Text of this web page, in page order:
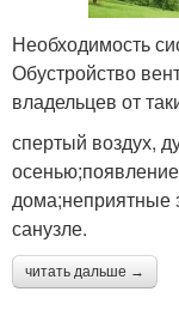
Необходимость
Обустройство
владельцев от
спертый воздух,
осенью;появление
дома;неприятные
санузле.
читать дальше →